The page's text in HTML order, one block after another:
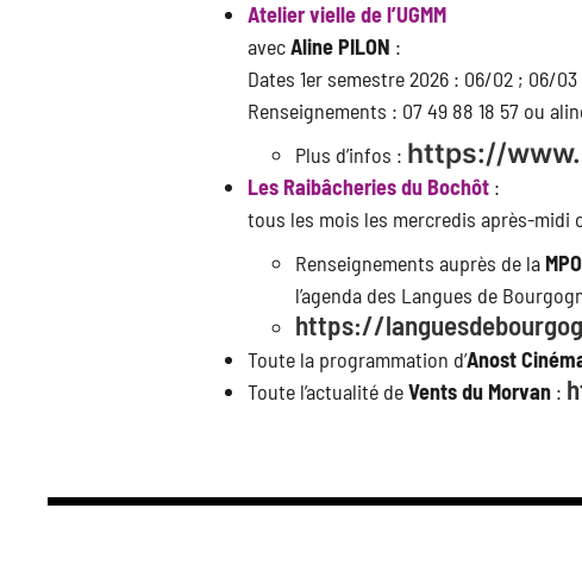
Atelier vielle de l’UGMM
avecAline PILON :
Dates 1er semestre 2026 : 06/02 ; 06/
Renseignements : 07 49 88 18 57 ou
Plus d’infos : https://
Les Raibâcheries du Bochôt :
tous les mois les mercredis après-midi
Renseignements auprès de la
l’agenda des Langues de
https://
Toute la programmation d’Anost
Toute l’actualité deVents du Morvan :